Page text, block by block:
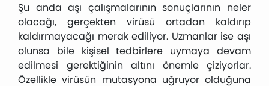
Şu anda aşı çalışmalarının sonuçlarının neler
olacağı, gerçekten virüsü ortadan kaldırıp
kaldırmayacağı merak ediliyor. Uzmanlar ise aşı
olunsa bile kişisel tedbirlere uymaya devam
edilmesi gerektiğinin altını önemle çiziyorlar.
Özellikle virüsün mutasyona uğruyor olduğuna